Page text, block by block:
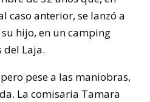
caso anterior, se lanzó a
hijo, en un camping
del Laja.
pese a las maniobras,
La comisaria Tamara